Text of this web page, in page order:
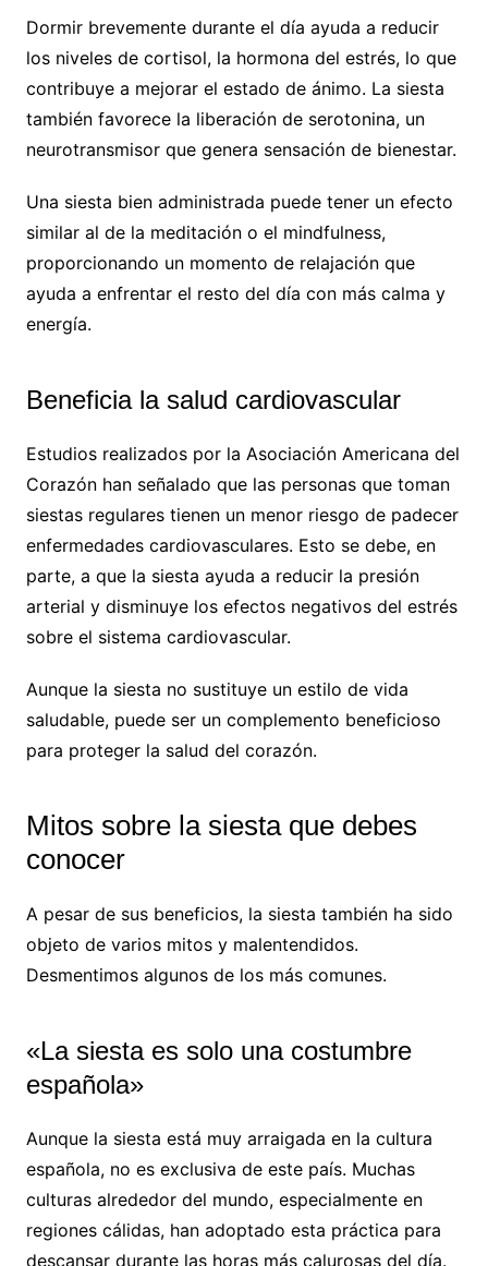
Dormir brevemente durante el día ayuda a reducir
los niveles de cortisol, la hormona del estrés, lo que
contribuye a mejorar el estado de ánimo. La siesta
también favorece la liberación de serotonina, un
neurotransmisor que genera sensación de bienestar.
Una siesta bien administrada puede tener un efecto
similar al de la meditación o el mindfulness,
proporcionando un momento de relajación que
ayuda a enfrentar el resto del día con más calma y
energía.
Beneficia la salud cardiovascular
Estudios realizados por la Asociación Americana del
Corazón han señalado que las personas que toman
siestas regulares tienen un menor riesgo de padecer
enfermedades cardiovasculares. Esto se debe, en
parte, a que la siesta ayuda a reducir la presión
arterial y disminuye los efectos negativos del estrés
sobre el sistema cardiovascular.
Aunque la siesta no sustituye un estilo de vida
saludable, puede ser un complemento beneficioso
para proteger la salud del corazón.
Mitos sobre la siesta que debes
conocer
A pesar de sus beneficios, la siesta también ha sido
objeto de varios mitos y malentendidos.
Desmentimos algunos de los más comunes.
«La siesta es solo una costumbre
española»
Aunque la siesta está muy arraigada en la cultura
española, no es exclusiva de este país. Muchas
culturas alrededor del mundo, especialmente en
regiones cálidas, han adoptado esta práctica para
descansar durante las horas más calurosas del día.